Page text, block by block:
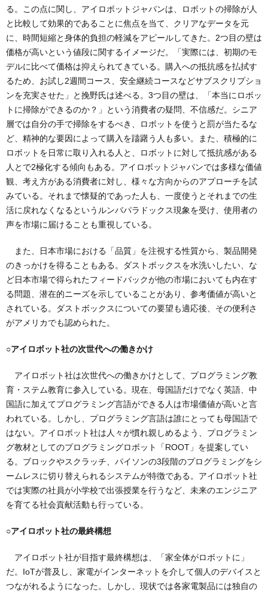
る。この点に関し、アイロボットジャパンは、ロボットの掃除が人
と比較して効果的であることに焦点を当て、クリアなデータを元
に、時間短縮と身体的負担の軽減をアピールしてきた。2つ目の壁は
価格が高いという値段に関するイメージだ。「実際には、初期のモ
デルに比べて価格は抑えられてきている。購入への抵抗感を払拭す
るため、お試し2週間コース、安全継続コースなどサブスクリプショ
ンを充実させた」と挽野氏は述べる。3つ目の壁は、「本当にロボッ
トに掃除ができるのか？」という消費者の疑問、不信感だ。シニア
層では自分の手で掃除をするべき、ロボットを使うと罰が当たるな
ど、精神的な要因によって購入を躊躇う人も多い。また、積極的に
ロボットを日常に取り入れる人と、ロボットに対して抵抗感がある
人とで2極化する傾向もある。アイロボットジャパンでは多様な価値
観、考え方がある消費者に対し、様々な方向からのアプローチを試
みている。それまで懐疑的であった人も、一度使うとそれまでの生
活に戻れなくなるというルンバパラドックス現象を受け、使用者の
声を市場に届けることも重視している。
また、日本市場における「品質」を注視する性質から、製品開発
のきっかけを得ることもある。ダストボックスを水洗いしたい、な
ど日本市場で得られたフィードバックが他の市場においても内在す
る問題、潜在的ニーズを示していることがあり、参考価値が高いと
されている。ダストボックスについての要望も適応後、その便利さ
がアメリカでも認められた。
○アイロボット社の次世代への働きかけ
アイロボット社は次世代への働きかけとして、プログラミング教
育・ステム教育に参入している。現在、母国語だけでなく英語、中
国語に加えてプログラミング言語ができる人は市場価値が高いと言
われている。しかし、プログラミング言語は誰にとっても母国語で
はない。アイロボット社は人々が慣れ親しめるよう、プログラミン
グ教材としてのプログラミングロボット「ROOT」を提案してい
る。ブロックやスクラッチ、パイソンの3段階のプログラミングをシ
ームレスに切り替えられるシステムが特徴である。アイロボット社
では実際の社員が小学校で出張授業を行うなど、未来のエンジニア
を育てる社会貢献活動も行っている。
○アイロボット社の最終構想
アイロボット社が目指す最終構想は、「家全体がロボットに」
だ。IoTが普及し、家電がインターネットを介して個人のデバイスと
つながれるようになった。しかし、現状では各家電製品には独自の